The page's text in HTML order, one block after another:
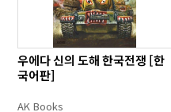
우에다 신의 도해 한국전쟁 [한
국어판]
AK Books